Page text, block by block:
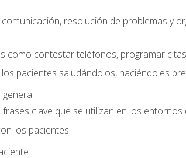
resolución de problemas y
como contestar teléfonos, programar
pacientes saludándolos, haciéndoles
clave que se utilizan en los entornos
los pacientes.